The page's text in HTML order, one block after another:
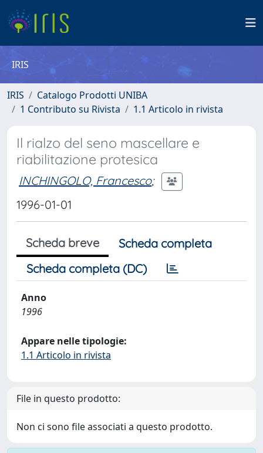
IRIS
IRIS
Catalogo Prodotti UNIBA
1 Contributo su Rivista
1.1 Articolo in rivista
Il rialzo del seno mascellare e
riabilitazione protesica
INCHINGOLO, Francesco;
1996-01-01
Scheda breve
Scheda completa
Scheda completa (DC)
Anno
1996
Appare nelle tipologie:
1.1 Articolo in rivista
File in questo prodotto:
Non ci sono file associati a questo prodotto.